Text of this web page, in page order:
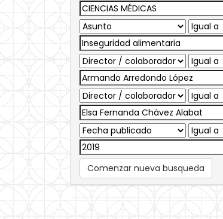
Comenzar nueva busqueda